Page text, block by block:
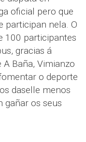
oficial pero que
participan nela. O
100 participantes
gracias á
Baña, Vimianzo
o deporte
daselle menos
gañar os seus